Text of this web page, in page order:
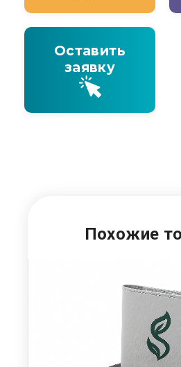
Оставить
заявку
Похожие